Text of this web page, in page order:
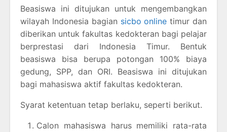
Beasiswa ini ditujukan untuk mengembangkan
wilayah Indonesia bagian sicbo online timur dan
diberikan untuk fakultas kedokteran bagi pelajar
berprestasi dari Indonesia Timur. Bentuk
beasiswa bisa berupa potongan 100% biaya
gedung, SPP, dan ORI. Beasiswa ini ditujukan
bagi mahasiswa aktif fakultas kedokteran.
Syarat ketentuan tetap berlaku, seperti berikut.
Calon mahasiswa harus memiliki rata-rata